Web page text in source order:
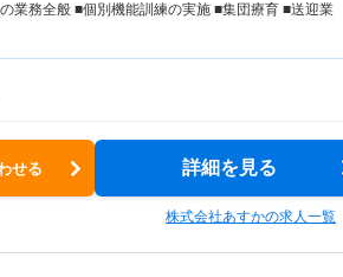
業務全般 ■個別機能訓練の実施 ■集団療育 ■送迎業
せる 詳細を見る
株式会社あすかの求人一覧